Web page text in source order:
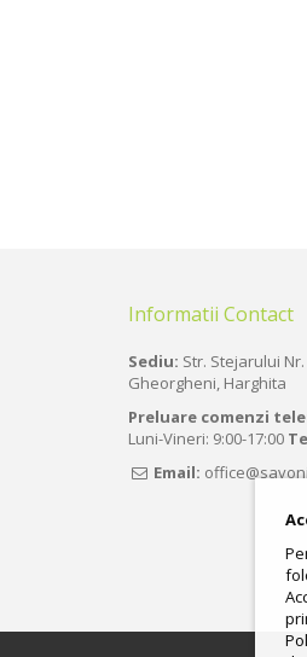
Informatii Contact
Sediu: Str. Stejarului Nr.
Gheorgheni, Harghita
Preluare comenzi
Luni-Vineri: 9:00-17:00
Email: